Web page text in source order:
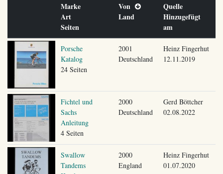
Marke
Art
Seiten
Von
Land
Quelle
Hinzugefügt
am
Porsche
Katalog
24 Seiten
2001
Deutschland
Heinz Fingerhut
12.11.2019
Fichtel und
Sachs
Anleitung
4 Seiten
2000
Deutschland
Gerd Böttcher
02.08.2022
Swallow
Tandems
2000
England
Heinz Fingerhut
01.07.2020